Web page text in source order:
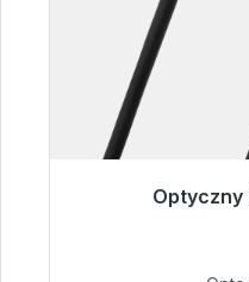
Gotowy do